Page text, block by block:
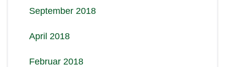
September 2018
April 2018
Februar 2018